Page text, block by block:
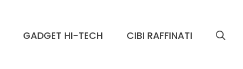
GADGET HI-TECH CIBI RAFFINATI